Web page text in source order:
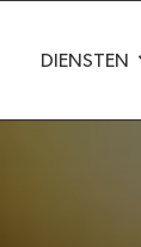
DIENSTEN